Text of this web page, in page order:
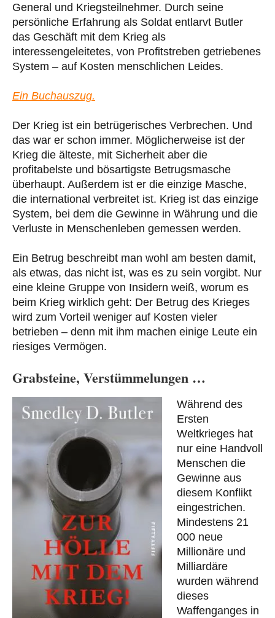
General und Kriegsteilnehmer. Durch seine
persönliche Erfahrung als Soldat entlarvt Butler
das Geschäft mit dem Krieg als
interessengeleitetes, von Profitstreben getriebenes
System – auf Kosten menschlichen Leides.
Ein Buchauszug.
Der Krieg ist ein betrügerisches Verbrechen. Und
das war er schon immer. Möglicherweise ist der
Krieg die älteste, mit Sicherheit aber die
profitabelste und bösartigste Betrugsmasche
überhaupt. Außerdem ist er die einzige Masche,
die international verbreitet ist. Krieg ist das einzige
System, bei dem die Gewinne in Währung und die
Verluste in Menschenleben gemessen werden.
Ein Betrug beschreibt man wohl am besten damit,
als etwas, das nicht ist, was es zu sein vorgibt. Nur
eine kleine Gruppe von Insidern weiß, worum es
beim Krieg wirklich geht: Der Betrug des Krieges
wird zum Vorteil weniger auf Kosten vieler
betrieben – denn mit ihm machen einige Leute ein
riesiges Vermögen.
Grabsteine, Verstümmelungen …
Während des
Ersten
Weltkrieges hat
nur eine Handvoll
Menschen die
Gewinne aus
diesem Konflikt
eingestrichen.
Mindestens 21
000 neue
Millionäre und
Milliardäre
wurden während
dieses
Waffenganges in